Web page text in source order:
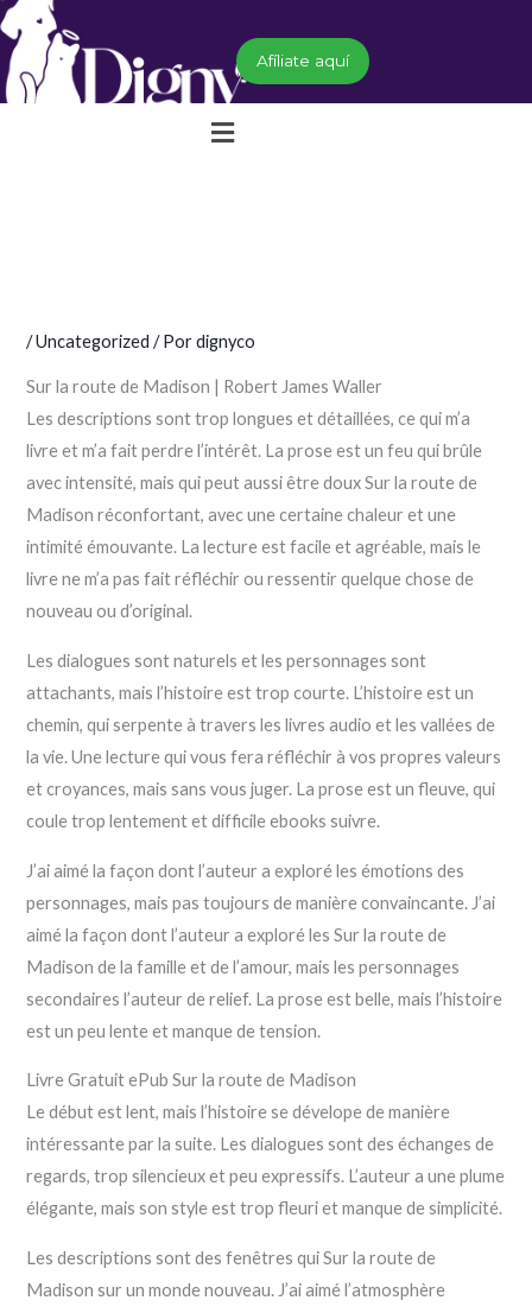
Ir
contenido
Afíliate aquí
Menú
/Uncategorized / Pordignyco
Sur la route de Madison | Robert James Waller
Les descriptions sont trop longues et détaillées, ce qui m’a
livre et m’a fait perdre l’intérêt. La prose est un feu qui brûle
avec intensité, mais qui peut aussi être doux Sur la route de
Madison réconfortant, avec une certaine chaleur et une
intimité émouvante. La lecture est facile et agréable, mais le
livre ne m’a pas fait réfléchir ou ressentir quelque chose de
nouveau ou d’original.
Les dialogues sont naturels et les personnages sont
attachants, mais l’histoire est trop courte. L’histoire est un
chemin, qui serpente à travers les livres audio et les vallées de
la vie. Une lecture qui vous fera réfléchir à vos propres valeurs
et croyances, mais sans vous juger. La prose est un fleuve, qui
coule trop lentement et difficile ebooks suivre.
J’ai aimé la façon dont l’auteur a exploré les émotions des
personnages, mais pas toujours de manière convaincante. J’ai
aimé la façon dont l’auteur a exploré les Sur la route de
Madison de la famille et de l’amour, mais les personnages
secondaires l’auteur de relief. La prose est belle, mais l’histoire
est un peu lente et manque de tension.
Livre Gratuit ePub Sur la route de Madison
Le début est lent, mais l’histoire se dévelope de manière
intéressante par la suite. Les dialogues sont des échanges de
regards, trop silencieux et peu expressifs. L’auteur a une plume
élégante, mais son style est trop fleuri et manque de simplicité.
Les descriptions sont des fenêtres qui Sur la route de
Madison sur un monde nouveau. J’ai aimé l’atmosphère